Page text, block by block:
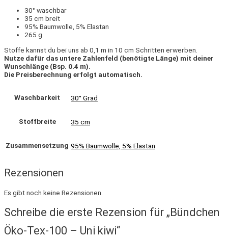
30° waschbar
35 cm breit
95% Baumwolle, 5% Elastan
265 g
Stoffe kannst du bei uns ab 0,1 m in 10 cm Schritten erwerben.
Nutze dafür das untere Zahlenfeld (benötigte Länge) mit deiner
Wunschlänge (Bsp. 0.4 m).
Die Preisberechnung erfolgt automatisch.
Waschbarkeit 30° Grad
Stoffbreite 35 cm
Zusammensetzung 95% Baumwolle, 5% Elastan
Rezensionen
Es gibt noch keine Rezensionen.
Schreibe die erste Rezension für „Bündchen
Öko-Tex-100 – Uni kiwi“